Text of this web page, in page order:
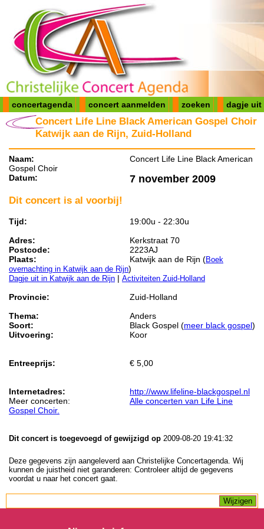
concertagenda concert aanmelden zoeken dagje uit
Concert Life Line Black American Gospel Choir
Katwijk aan de Rijn, Zuid-Holland
Naam:
Concert Life Line Black American
Gospel Choir
Datum:
7 november 2009
Dit concert is al voorbij!
Tijd:
19:00u - 22:30u
Adres:
Kerkstraat 70
Postcode:
2223AJ
Plaats:
Katwijk aan de Rijn (Boek
overnachting in Katwijk aan de Rijn)
Dagje uit in Katwijk aan de Rijn | Activiteiten Zuid-Holland
Provincie:
Zuid-Holland
Thema:
Anders
Soort:
Black Gospel (meer black gospel)
Uitvoering:
Koor
Entreeprijs: € 5,00
Internetadres:
http://www.lifeline-blackgospel.nl
Meer concerten:
Alle concerten van Life Line
Gospel Choir.
Dit concert is toegevoegd of gewijzigd op 2009-08-20 19:41:32
Deze gegevens zijn aangeleverd aan Christelijke Concertagenda. Wij
kunnen de juistheid niet garanderen: Controleer altijd de gegevens
voordat u naar het concert gaat.